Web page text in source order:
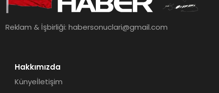
Reklam & İşbirliği:habersonuclari@gmail.com
Hakkımızda
Künyeİletişim